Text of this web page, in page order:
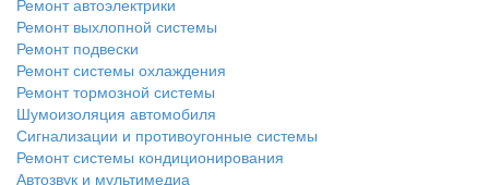
Ремонт автоэлектрики
Ремонт выхлопной системы
Ремонт подвески
Ремонт системы охлаждения
Ремонт тормозной системы
Шумоизоляция автомобиля
Сигнализации и противоугонные системы
Ремонт системы кондиционирования
Автозвук и мультимедиа